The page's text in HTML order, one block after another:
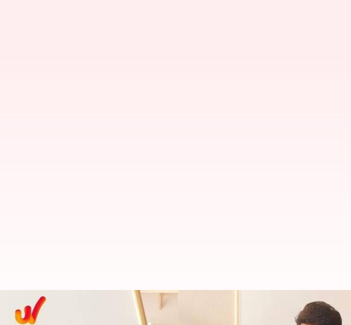
కళ్యాణం కమనీయం: పెద్ద సినిమాల నడుమ